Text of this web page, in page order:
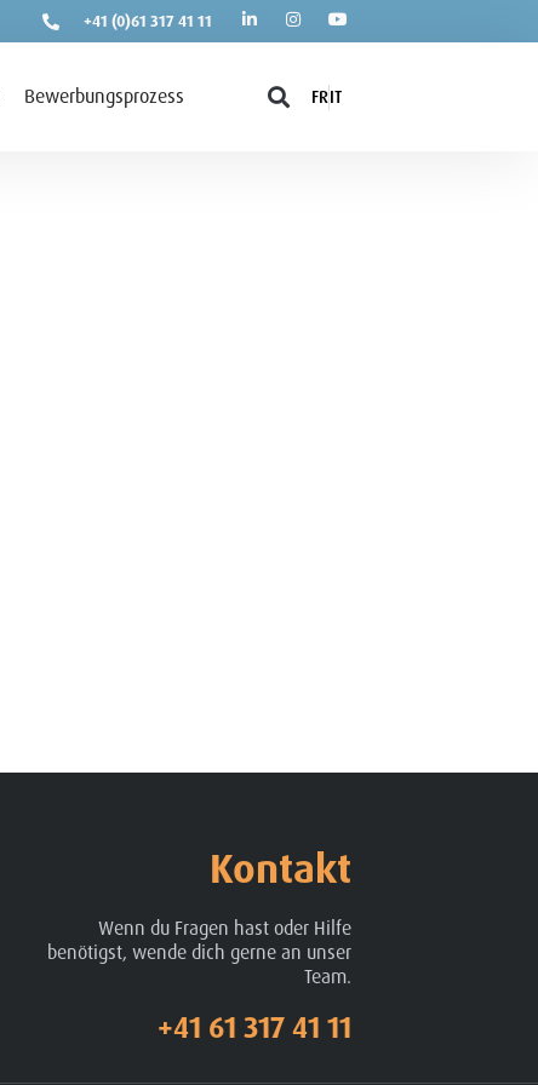
+41 (0)61 317 41 11
Bewerbungsprozess FRIT
Kontakt
Wenn du Fragen hast oder Hilfe
benötigst, wende dich gerne an unser
Team.
+41 61 317 41 11